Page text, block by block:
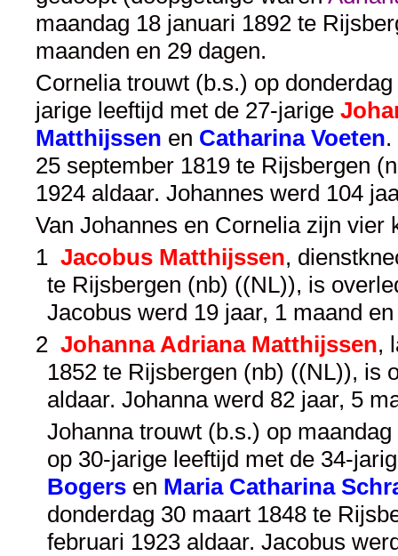
maandag 18 januari 1892 te
maanden en 29 dagen.
Cornelia trouwt (b.s.) op
jarige leeftijd met de 27-jarige
Matthijssen en Catharina Voeten
25 september 1819 te Rijsbergen
1924 aldaar. Johannes werd 104
Van Johannes en Cornelia zijn vier
1 Jacobus Matthijssen,
te Rijsbergen (nb) ((NL)), is
Jacobus werd 19 jaar, 1 maand
2 Johanna Adriana Matthijssen,
1852 te Rijsbergen (nb) ((NL)), is
aldaar. Johanna werd 82 jaar, 5
Johanna trouwt (b.s.) op
op 30-jarige leeftijd met de 34-
Bogersen Maria Catharina
donderdag 30 maart 1848 te
februari 1923 aldaar. Jacobus